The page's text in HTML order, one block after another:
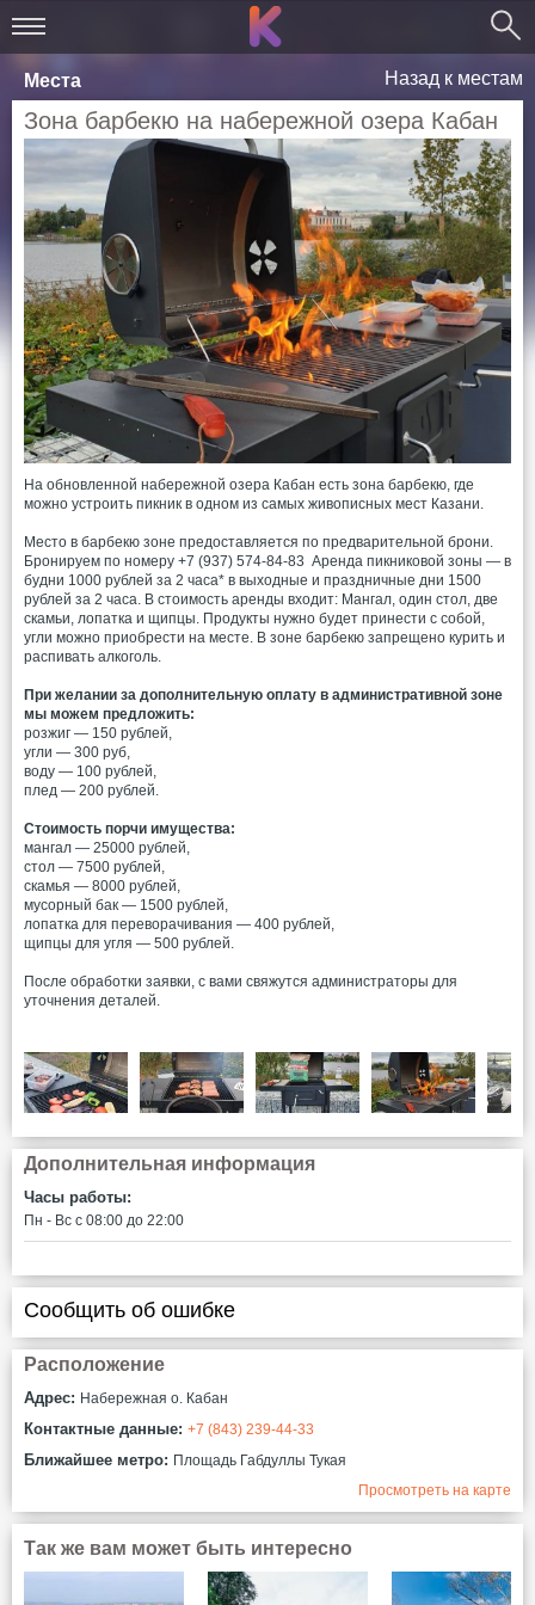
Места Назад к местам
Зона барбекю на набережной озера Кабан
На обновленной набережной озера Кабан есть зона барбекю, где
можно устроить пикник в одном из самых живописных мест Казани.
Место в барбекю зоне предоставляется по предварительной брони.
Бронируем по номеру +7 (937) 574-84-83 Аренда пикниковой зоны — в
будни 1000 рублей за 2 часа* в выходные и праздничные дни 1500
рублей за 2 часа. В стоимость аренды входит: Мангал, один стол, две
скамьи, лопатка и щипцы. Продукты нужно будет принести с собой,
угли можно приобрести на месте. В зоне барбекю запрещено курить и
распивать алкоголь.
При желании за дополнительную оплату в административной зоне
мы можем предложить:
розжиг — 150 рублей,
угли — 300 руб,
воду — 100 рублей,
плед — 200 рублей.
Стоимость порчи имущества:
мангал — 25000 рублей,
стол — 7500 рублей,
скамья — 8000 рублей,
мусорный бак — 1500 рублей,
лопатка для переворачивания — 400 рублей,
щипцы для угля — 500 рублей.
После обработки заявки, с вами свяжутся администраторы для
уточнения деталей.
Дополнительная информация
Часы работы:
Пн - Вс c 08:00 до 22:00
Сообщить об ошибке
Расположение
Адрес: Набережная о. Кабан
Контактные данные: +7 (843) 239-44-33
Ближайшее метро: Площадь Габдуллы Тукая
Просмотреть на карте
Так же вам может быть интересно